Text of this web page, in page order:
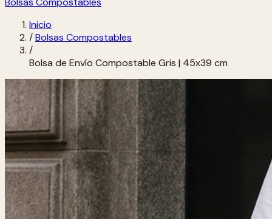
Inicio
/Bolsas Compostables
/
Bolsa de Envío Compostable Gris | 45x39 cm